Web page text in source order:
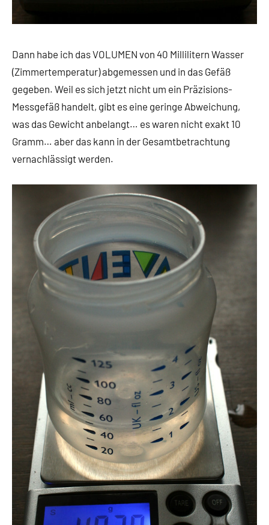
Dann habe ich das VOLUMEN von 40 Millilitern Wasser
(Zimmertemperatur) abgemessen und in das Gefäß
gegeben. Weil es sich jetzt nicht um ein Präzisions-
Messgefäß handelt, gibt es eine geringe Abweichung,
was das Gewicht anbelangt… es waren nicht exakt 10
Gramm… aber das kann in der Gesamtbetrachtung
vernachlässigt werden.